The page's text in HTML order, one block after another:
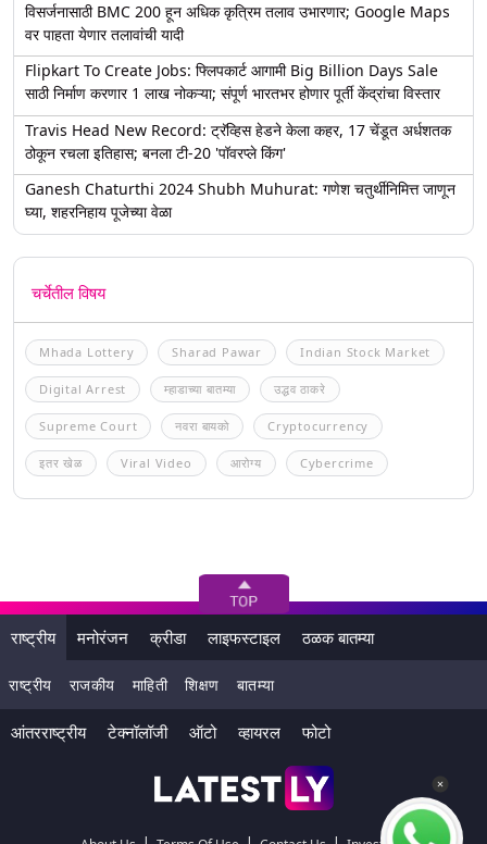
विसर्जनासाठी BMC 200 हून अधिक कृत्रिम तलाव उभारणार; Google Maps
वर पाहता येणार तलावांची यादी
Flipkart To Create Jobs: फ्लिपकार्ट आगामी Big Billion Days Sale
साठी निर्माण करणार 1 लाख नोकऱ्या; संपूर्ण भारतभर होणार पूर्ती केंद्रांचा विस्तार
Travis Head New Record: ट्रॅव्हिस हेडने केला कहर, 17 चेंडूत अर्धशतक
ठोकून रचला इतिहास; बनला टी-20 'पॉवरप्ले किंग'
Ganesh Chaturthi 2024 Shubh Muhurat: गणेश चतुर्थीनिमित्त जाणून
घ्या, शहरनिहाय पूजेच्या वेळा
चर्चेतील विषय
Mhada Lottery Sharad Pawar Indian Stock Market
Digital Arrest म्हाडाच्या बातम्या उद्धव ठाकरे
Supreme Court नवरा बायको Cryptocurrency
इतर खेळ Viral Video आरोग्य Cybercrime
राष्ट्रीय मनोरंजन क्रीडा लाइफस्टाइल ठळक बातम्या
राष्ट्रीय राजकीय माहिती शिक्षण बातम्या
आंतरराष्ट्रीय टेक्नॉलॉजी ऑटो व्हायरल फोटो